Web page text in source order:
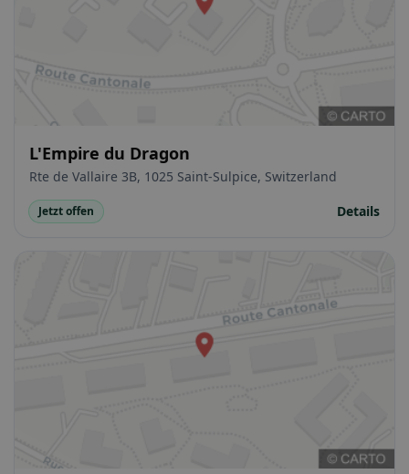
L'Empire du Dragon
Rte de Vallaire 3B, 1025 Saint-Sulpice, Switzerland
Jetzt offen Details